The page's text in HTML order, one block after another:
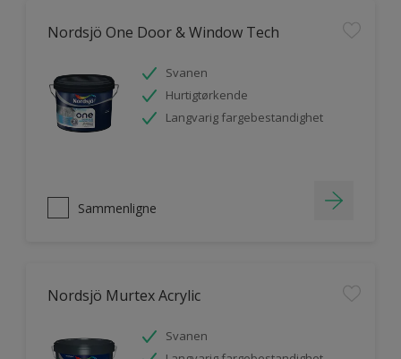
Nordsjö One Door & Window Tech
Svanen
Hurtigtørkende
Langvarig fargebestandighet
Sammenligne
Nordsjö Murtex Acrylic
Svanen